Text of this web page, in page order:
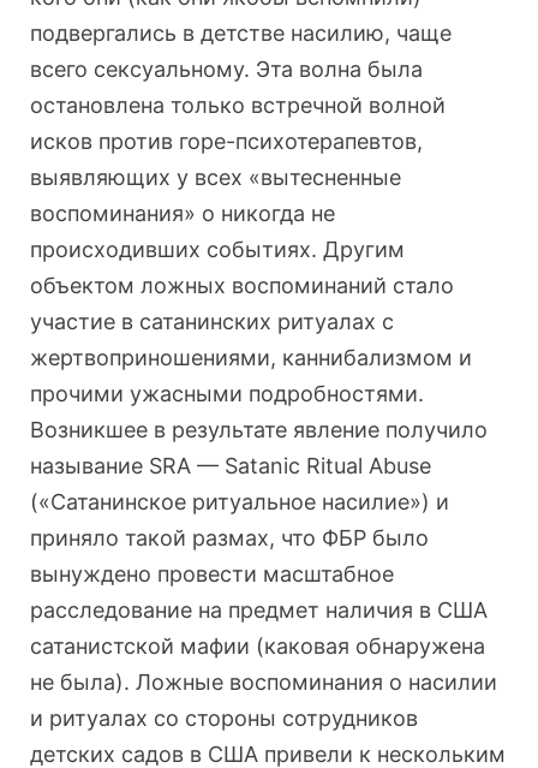
подвергались в детстве насилию, чаще
всего сексуальному. Эта волна была
остановлена только встречной волной
исков против горе-психотерапевтов,
выявляющих у всех «вытесненные
воспоминания» о никогда не
происходивших событиях. Другим
объектом ложных воспоминаний стало
участие в сатанинских ритуалах с
жертвоприношениями, каннибализмом и
прочими ужасными подробностями.
Возникшее в результате явление получило
называние SRA — Satanic Ritual Abuse
(«Сатанинское ритуальное насилие») и
приняло такой размах, что ФБР было
вынуждено провести масштабное
расследование на предмет наличия в США
сатанистской мафии (каковая обнаружена
не была). Ложные воспоминания о насилии
и ритуалах со стороны сотрудников
детских садов в США привели к нескольким